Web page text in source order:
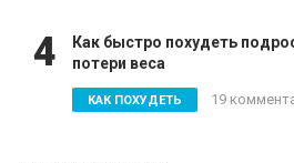
4
Как быстро похудеть
потери веса
КАК ПОХУДЕТЬ 19